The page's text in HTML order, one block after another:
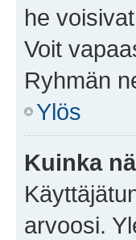
he
Voit
Ryhmän
Ylös
Kuinka
arvoosi.